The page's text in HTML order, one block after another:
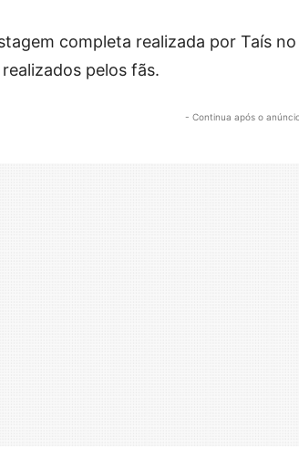
completa realizada por Taís
pelos fãs.
- Continua após o